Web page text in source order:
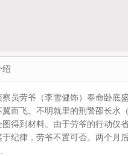
绍
察员劳爷（李雪健饰）奉命卧底
翼而飞。不明就里的刑警卲长水
图得到材料。由于劳爷的行动仅
于纪律，劳爷不置可否。两个月